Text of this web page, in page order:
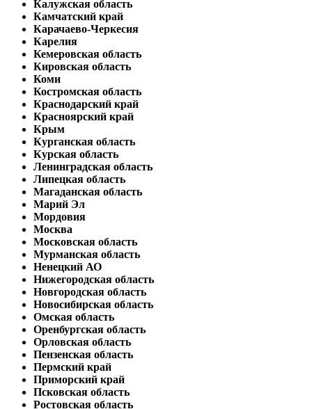
Калужская область
Камчатский край
Карачаево-Черкесия
Карелия
Кемеровская область
Кировская область
Коми
Костромская область
Краснодарский край
Красноярский край
Крым
Курганская область
Курская область
Ленинградская область
Липецкая область
Магаданская область
Марий Эл
Мордовия
Москва
Московская область
Мурманская область
Ненецкий АО
Нижегородская область
Новгородская область
Новосибирская область
Омская область
Оренбургская область
Орловская область
Пензенская область
Пермский край
Приморский край
Псковская область
Ростовская область